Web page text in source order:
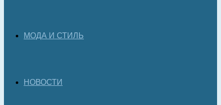
МОДА И СТИЛЬ
НОВОСТИ